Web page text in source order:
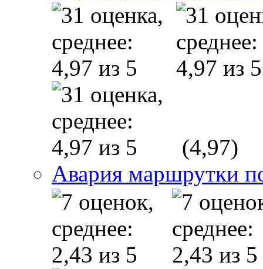
(4,97)
Авария маршрутки